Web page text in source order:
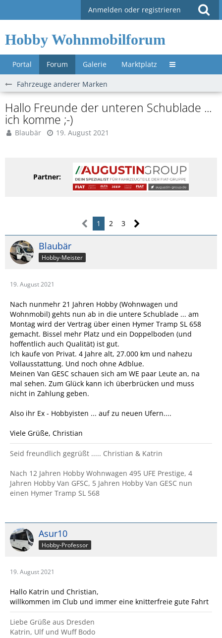
Anmelden oder registrieren
Hobby Wohnmobilforum
Portal Forum Galerie Marktplatz Untermenü »
Fahrzeuge anderer Marken
Hallo Freunde der unteren Schublade ...
ich komme ;-)
Blaubär 19. August 2021
Partner:
1 2 3
Blaubär
Hobby-Meister
19. August 2021
Nach nunmehr 21 Jahren Hobby (Wohnwagen und
Wohnmobil) gehts nun ab in die untere Schublade ... am
Montag wird der Vertrag über einen Hymer Tramp SL 658
gemacht. Bissel mehr Platz und ein Doppelboden (und
hoffentlich auch Qualität) ist gut.
Ich kaufe von Privat. 4 Jahre alt, 27.000 km und nahezu
Vollausstattung. Und noch ohne Adblue.
Meinen Van GESC schauen sich am WE paar Leute an, na
mal sehen. Zum Glück kann ich überbrücken und muss
nicht in Zahlung geben.
Also ihr Ex - Hobbyisten ... auf zu neuen Ufern....
Viele Grüße, Christian
Seid freundlich gegrüßt ..... Christian & Katrin
Nach 12 Jahren Hobby Wohnwagen 495 UFE Prestige, 4
Jahren Hobby Van GFSC, 5 Jahren Hobby Van GESC nun
einen Hymer Tramp SL 568
Asur10
Hobby-Professor
19. August 2021
Hallo Katrin und Christian,
willkommen im Club und immer eine knitterfreie gute Fahrt
Liebe Grüße aus Dresden
Katrin, Ulf und Wuff Bodo